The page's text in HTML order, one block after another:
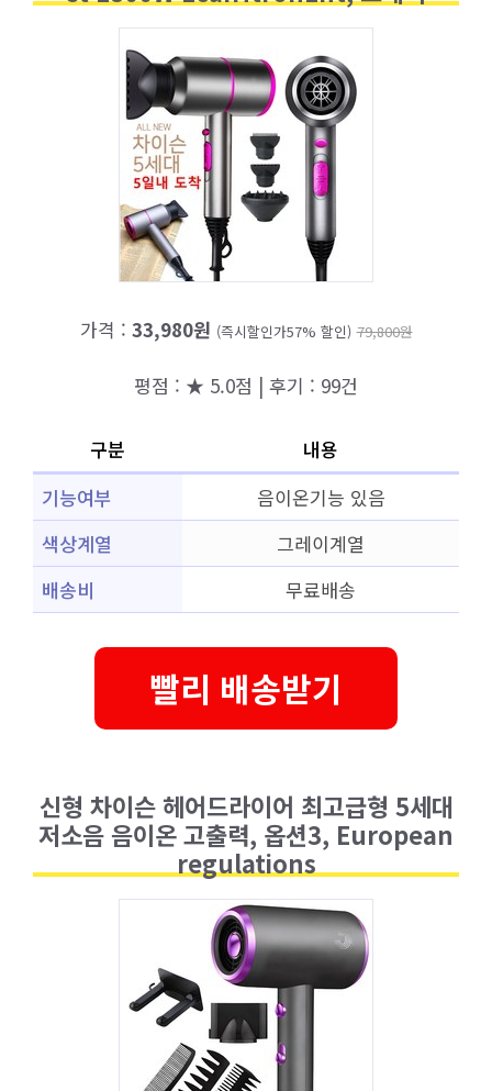
가격 : 33,980원 (즉시할인가57% 할인) 79,800원
평점 : ★ 5.0점 | 후기 : 99건
구분
내용
기능여부
음이온기능 있음
색상계열
그레이계열
배송비
무료배송
빨리 배송받기
신형 차이슨 헤어드라이어 최고급형 5세대
저소음 음이온 고출력, 옵션3, European
regulations